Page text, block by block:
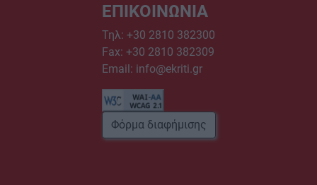
ΕΠΙΚΟΙΝΩΝΙΑ
Τηλ: +30 2810 382300
Fax: +30 2810 382309
Email: info@ekriti.gr
Φόρμα διαφήμισης